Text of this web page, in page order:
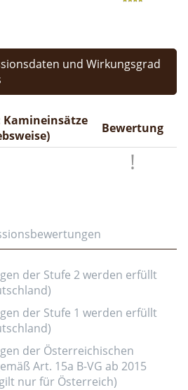
und Wirkungsgrad
Kamineinsätze
Bewertung
der Stufe 2 werden erfüllt
der Stufe 1 werden erfüllt
der Österreichischen
Art. 15a B-VG ab 2015
nur für Österreich)